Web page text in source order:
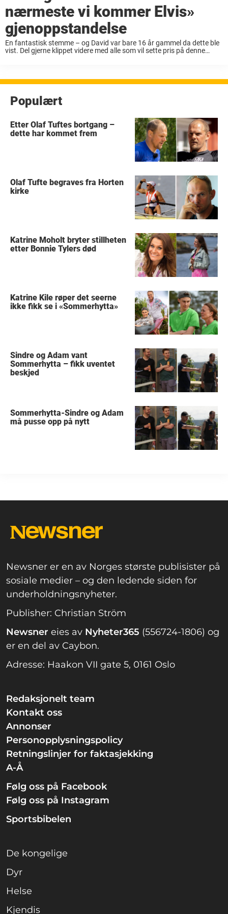
nærmeste vi kommer Elvis»
gjenoppstandelse
En fantastisk stemme – og David var bare 16 år gammel da dette ble
vist. Del gjerne klippet videre med alle som vil sette pris på denne
Populært
Etter Olaf Tuftes bortgang –
dette har kommet frem
Olaf Tufte begraves fra Horten
kirke
Katrine Moholt bryter stillheten
etter Bonnie Tylers død
Katrine Kile røper det seerne
ikke fikk se i «Sommerhytta»
Sindre og Adam vant
Sommerhytta – fikk uventet
beskjed
Sommerhytta-Sindre og Adam
må pusse opp på nytt
Newsner er en av Norges største publisister på
sosiale medier – og den ledende siden for
underholdningsnyheter.
Publisher: Christian Ström
Newsner eies av Nyheter365 (556724-1806) og
er en del av Caybon.
Adresse: Haakon VII gate 5, 0161 Oslo
Redaksjonelt team
Kontakt oss
Annonser
Personopplysningspolicy
Retningslinjer for faktasjekking
A-Å
Følg oss på Facebook
Følg oss på Instagram
Sportsbibelen
De kongelige
Dyr
Helse
Kjendis